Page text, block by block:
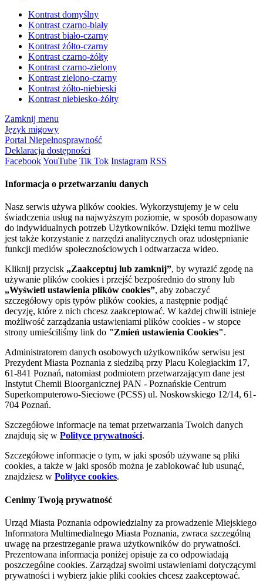
Kontrast domyślny
Kontrast czarno-biały
Kontrast biało-czarny
Kontrast żółto-czarny
Kontrast czarno-żółty
Kontrast czarno-zielony
Kontrast zielono-czarny
Kontrast żółto-niebieski
Kontrast niebiesko-żółty
Zamknij menu
Język migowy
Portal Niepełnosprawność
Deklaracja dostępności
FacebookYouTube Tik Tok Instagram RSS
Informacja o przetwarzaniu danych
Nasz serwis używa plików cookies. Wykorzystujemy je w celu
świadczenia usług na najwyższym poziomie, w sposób dopasowany
do indywidualnych potrzeb Użytkowników. Dzięki temu możliwe
jest także korzystanie z narzędzi analitycznych oraz udostępnianie
funkcji mediów społecznościowych i odtwarzacza wideo.
Kliknij przycisk „Zaakceptuj lub zamknij”, by wyrazić zgodę na
używanie plików cookies i przejść bezpośrednio do strony lub
„Wyświetl ustawienia plików cookies”, aby zobaczyć
szczegółowy opis typów plików cookies, a następnie podjąć
decyzję, które z nich chcesz zaakceptować. W każdej chwili istnieje
możliwość zarządzania ustawieniami plików cookies - w stopce
strony umieściliśmy link do "Zmień ustawienia Cookies".
Administratorem danych osobowych użytkowników serwisu jest
Prezydent Miasta Poznania z siedzibą przy Placu Kolegiackim 17,
61-841 Poznań, natomiast podmiotem przetwarzającym dane jest
Instytut Chemii Bioorganicznej PAN - Poznańskie Centrum
Superkomputerowo-Sieciowe (PCSS) ul. Noskowskiego 12/14, 61-
704 Poznań.
Szczegółowe informacje na temat przetwarzania Twoich danych
znajdują się w Polityce prywatności.
Szczegółowe informacje o tym, w jaki sposób używane są pliki
cookies, a także w jaki sposób można je zablokować lub usunąć,
znajdziesz w Polityce cookies.
Cenimy Twoją prywatność
Urząd Miasta Poznania odpowiedzialny za prowadzenie Miejskiego
Informatora Multimedialnego Miasta Poznania, zwraca szczególną
uwagę na przestrzeganie prawa użytkowników do prywatności.
Prezentowana informacja poniżej opisuje za co odpowiadają
poszczególne cookies. Zarządzaj swoimi ustawieniami dotyczącymi
prywatności i wybierz jakie pliki cookies chcesz zaakceptować.